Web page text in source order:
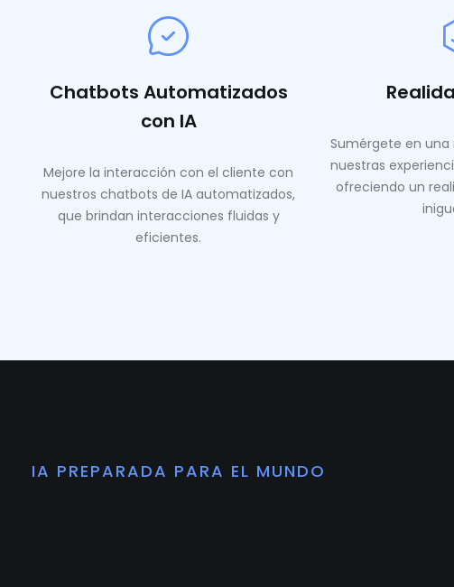
Chatbots Automatizados
con IA
Mejore la interacción con el cliente con
nuestros chatbots de IA automatizados,
que brindan interacciones fluidas y
eficientes.
Sumérgete en
nuestras
ofreciendo un
IA PREPARADA PARA EL MUNDO